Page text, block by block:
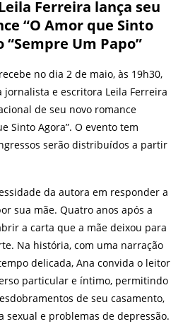
Ferreira lança seu
“O Amor que Sinto
“Sempre Um Papo”
recebe no dia 2 de maio, às 19h30,
jornalista e escritora Leila Ferreira
de seu novo romance
Sinto Agora”. O evento tem
serão distribuídos a partir
da autora em responder a
sua mãe. Quatro anos após a
a carta que a mãe deixou para
Na história, com uma narração
delicada, Ana convida o leitor
particular e íntimo, permitindo
de seu casamento,
sexual e problemas de depressão.